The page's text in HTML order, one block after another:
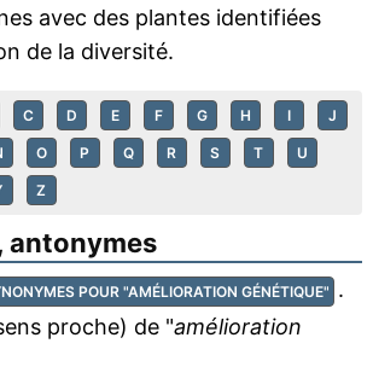
avec des plantes identifiées
de la diversité.
C D E F G H I J
O P Q R S T U
Z
antonymes
POUR "AMÉLIORATION GÉNÉTIQUE" .
proche) de "amélioration